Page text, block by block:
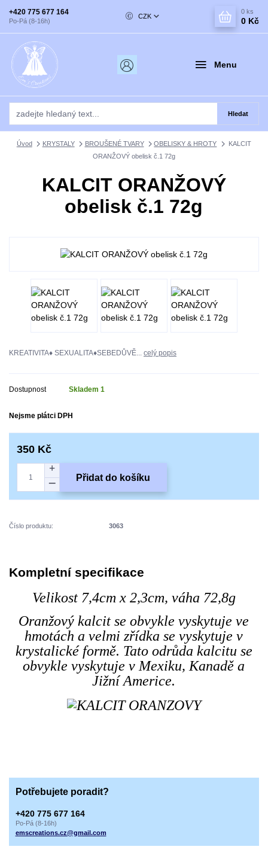
Menu
CZK
Hledat
+420 775 677 164
Po-Pá (8-16h)
0 ks
0 Kč
Úvod KRYSTALY BROUŠENÉ TVARY OBELISKY & HROTY
KALCIT
ORANŽOVÝ obelisk č.1 72g
KALCIT ORANŽOVÝ
obelisk č.1 72g
KREATIVITA♦ SEXUALITA♦SEBEDŮVĚ... celý popis
Dostupnost Skladem 1
Nejsme plátci DPH
350 Kč
Přidat do košíku
Číslo produktu: 3063
Kompletní specifikace
Velikost 7,4cm x 2,3cm, váha 72,8g
Oranžový kalcit se obvykle vyskytuje ve
hmotách a velmi zřídka se vyskytuje v
krystalické formě. Tato odrůda kalcitu se
obvykle vyskytuje v Mexiku, Kanadě a
Jižní Americe.
Potřebujete poradit?
+420 775 677 164
Po-Pá (8-16h)
emscreations.cz@gmail.com